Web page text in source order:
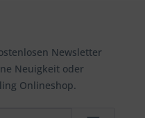
Newsletter
Neuigkeit oder
Onlineshop.